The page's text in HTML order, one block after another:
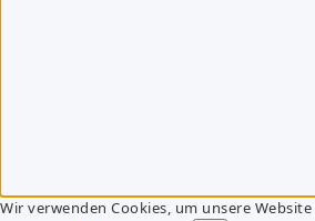
Wir verwenden Cookies, um unsere